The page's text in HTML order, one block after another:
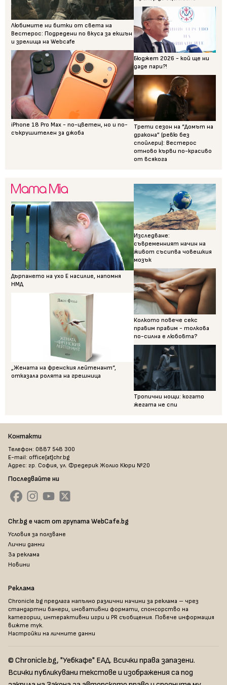
Любимите ни битки от света на
Вестерос: Подредени по вкуса за екшън
и зрелища на Webcafe
iPhone 18 Pro Max - по-цветен, но и по-
съкрушителен за джоба
Бюджет 2026 - кой ще ни
даде пари?!
Трети сезон на “Домът на
дракона” (ревю без
спойлери): Вестерос
отново кърви по-красиво
от всякога
Дърпането на ухо Е насилие, напомня
НМД
„Жената на френския лейтенант“,
отказала ролята на грешница
Изследване:
съвременният начин на
живот съсипва човешкия
мозък
Колкото повече секс
правим правим - толкова
по-силна е любовта?
Тропични нощи: когато
жегата не спи
Контакти
Телефон: 0887 548 300
E-mail: office[at]chr.bg
Адрес: гр. София, ул. Фредерик Жолио Кюри №20
Последвайте ни
Chr.bg е част от групата WebCafe.bg
Условия за ползване
Лични данни
За реклама
Новини
Реклама
Chronicle.bg предлага напълно различни начини за реклама – чрез
стандартни банери, иновативни формати, спонсорство на
категории, интерактивни игри и PR съобщения. Повече информация
вижте тук.
Настройки на личните данни
© Chronicle.bg, "Уебкафе" ЕАД. Всички права запазени.
Всички публикувани текстове и изображения са под